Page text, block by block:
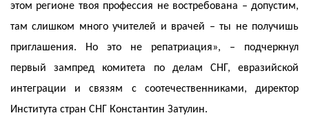
этом регионе твоя профессия не востребована – допустим,
там слишком много учителей и врачей – ты не получишь
приглашения. Но это не репатриация», – подчеркнул
первый зампред комитета по делам СНГ, евразийской
интеграции и связям с соотечественниками, директор
Института стран СНГ Константин Затулин.